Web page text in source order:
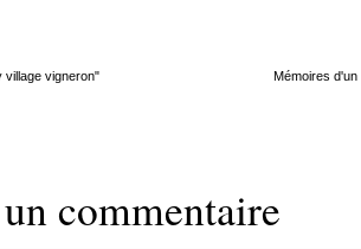
village vigneron" Mémoires
commentaire